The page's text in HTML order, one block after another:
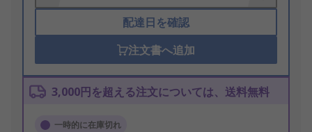
配達日を確認
注文書へ追加
3,000円を超える注文については、送料無料
一時的に在庫切れ